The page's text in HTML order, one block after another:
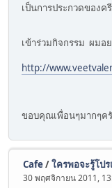
เป็นการประกวดของ
เข้าร่วมกิจกรรม ผมอ
http://
ขอบคุณเพื่อนๆมากๆค
Cafe/ใครพอจะรู้โป
30 พฤศจิกายน 2011,